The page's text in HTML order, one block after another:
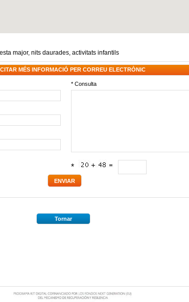
major, nits daurades, activitats infantils
MÉS INFORMACIÓ PER CORREU ELECTRÒNIC
* Consulta
*
Tornar